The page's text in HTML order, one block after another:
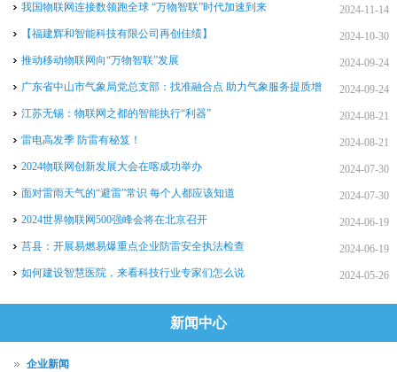
2024-11-14
我国物联网连接数领跑全球 “万物智联”时代加速到来
2024-10-30
【福建辉和智能科技有限公司再创佳绩】
2024-09-24
推动移动物联网向“万物智联”发展
2024-09-24
广东省中山市气象局党总支部：找准融合点 助力气象服务提质增
效 2024-08-21
江苏无锡：物联网之都的智能执行“利器”
2024-08-21
雷电高发季 防雷有秘笈！
2024-07-30
2024物联网创新发展大会在喀成功举办
2024-07-30
面对雷雨天气的“避雷”常识 每个人都应该知道
2024-06-19
2024世界物联网500强峰会将在北京召开
2024-06-19
莒县：开展易燃易爆重点企业防雷安全执法检查
2024-05-26
如何建设智慧医院，来看科技行业专家们怎么说
新闻中心
企业新闻